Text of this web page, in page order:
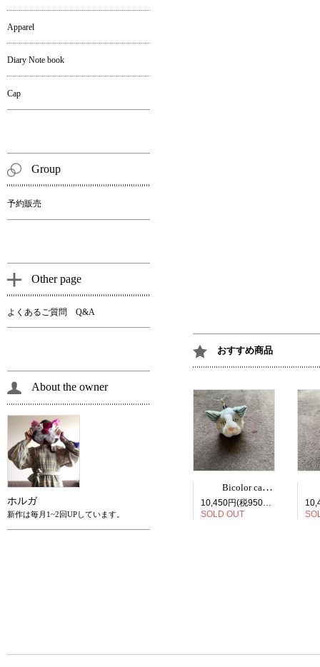
おすすめ商品
Bicolor cat face bag charm
10,450円(税950円)
SOLD OUT
Apparel
Diary Note book
Cap
Group
予約販売
Other page
よくあるご質問 Q&A
About the owner
ホルガ
新作は毎月1~2回UPしています。